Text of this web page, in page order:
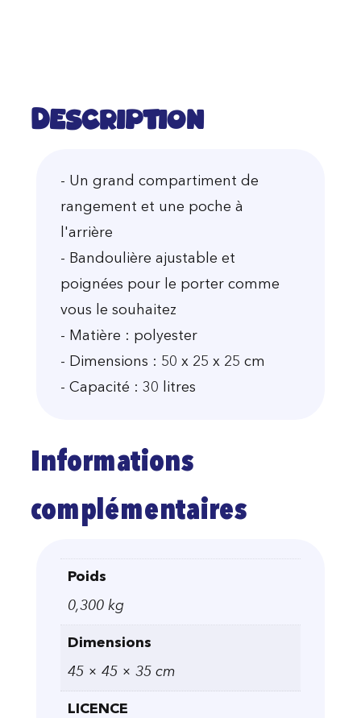
Description
- Un grand compartiment de
rangement et une poche à
l'arrière
- Bandoulière ajustable et
poignées pour le porter comme
vous le souhaitez
- Matière : polyester
- Dimensions : 50 x 25 x 25 cm
- Capacité : 30 litres
Informations
complémentaires
Poids
0,300 kg
Dimensions
45 × 45 × 35 cm
LICENCE